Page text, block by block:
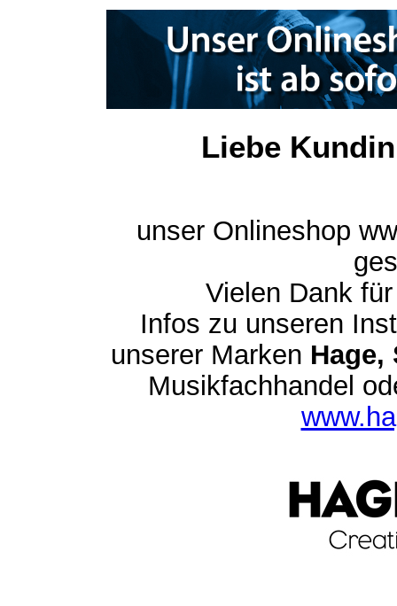
Liebe
unser Onlineshop
Vielen Dank
Infos zu unseren
unserer Marken Hage,
Musikfachhandel